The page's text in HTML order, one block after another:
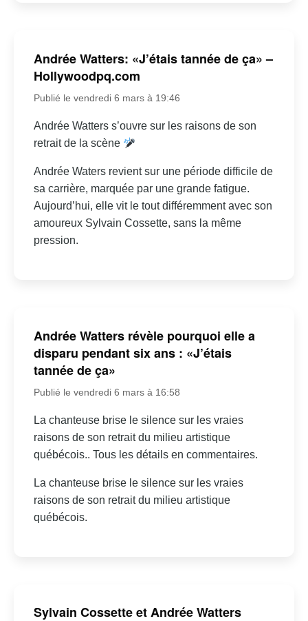
Andrée Watters: «J’étais tannée de ça» –
Hollywoodpq.com
Publié le vendredi 6 mars à 19:46
Andrée Watters s’ouvre sur les raisons de son
retrait de la scène
Andrée Waters revient sur une période difficile de
sa carrière, marquée par une grande fatigue.
Aujourd’hui, elle vit le tout différemment avec son
amoureux Sylvain Cossette, sans la même
pression.
Andrée Watters révèle pourquoi elle a
disparu pendant six ans : «J’étais
tannée de ça»
Publié le vendredi 6 mars à 16:58
La chanteuse brise le silence sur les vraies
raisons de son retrait du milieu artistique
québécois.. Tous les détails en commentaires.
La chanteuse brise le silence sur les vraies
raisons de son retrait du milieu artistique
québécois.
Sylvain Cossette et Andrée Watters